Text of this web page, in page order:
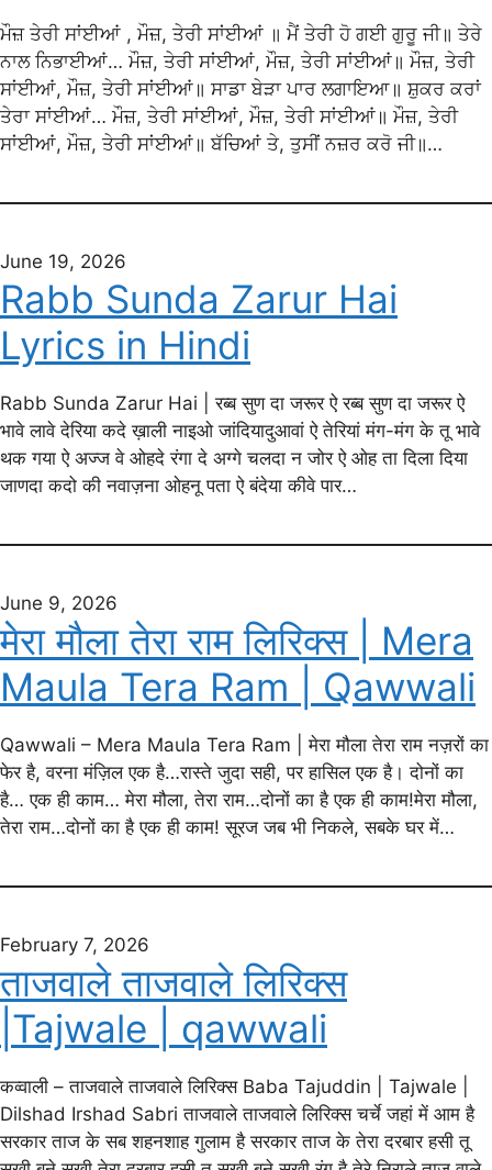
ਮੌਜ਼ ਤੇਰੀ ਸਾਂਈਆਂ , ਮੌਜ਼, ਤੇਰੀ ਸਾਂਈਆਂ ॥ ਮੈਂ ਤੇਰੀ ਹੋ ਗਈ ਗੁਰੂ ਜੀ॥ ਤੇਰੇ
ਨਾਲ ਨਿਭਾਈਆਂ… ਮੌਜ਼, ਤੇਰੀ ਸਾਂਈਆਂ, ਮੌਜ਼, ਤੇਰੀ ਸਾਂਈਆਂ॥ ਮੌਜ਼, ਤੇਰੀ
ਸਾਂਈਆਂ, ਮੌਜ਼, ਤੇਰੀ ਸਾਂਈਆਂ॥ ਸਾਡਾ ਬੇੜਾ ਪਾਰ ਲਗਾਇਆ॥ ਸ਼ੁਕਰ ਕਰਾਂ
ਤੇਰਾ ਸਾਂਈਆਂ… ਮੌਜ਼, ਤੇਰੀ ਸਾਂਈਆਂ, ਮੌਜ਼, ਤੇਰੀ ਸਾਂਈਆਂ॥ ਮੌਜ਼, ਤੇਰੀ
ਸਾਂਈਆਂ, ਮੌਜ਼, ਤੇਰੀ ਸਾਂਈਆਂ॥ ਬੱਚਿਆਂ ਤੇ, ਤੁਸੀਂ ਨਜ਼ਰ ਕਰੋ ਜੀ॥…
June 19, 2026
Rabb Sunda Zarur Hai
Lyrics in Hindi
Rabb Sunda Zarur Hai | रब्ब सुण दा जरूर ऐ रब्ब सुण दा जरूर ऐ
भावे लावे देरिया कदे ख़ाली नाइओ जांदियादुआवां ऐ तेरियां मंग-मंग के तू भावे
थक गया ऐ अज्ज वे ओहदे रंगा दे अग्गे चलदा न जोर ऐ ओह ता दिला दिया
जाणदा कदो की नवाज़ना ओहनू पता ऐ बंदेया कीवे पार…
June 9, 2026
मेरा मौला तेरा राम लिरिक्स | Mera
Maula Tera Ram | Qawwali
Qawwali – Mera Maula Tera Ram | मेरा मौला तेरा राम नज़रों का
फेर है, वरना मंज़िल एक है…रास्ते जुदा सही, पर हासिल एक है। दोनों का
है… एक ही काम… मेरा मौला, तेरा राम…दोनों का है एक ही काम!मेरा मौला,
तेरा राम…दोनों का है एक ही काम! सूरज जब भी निकले, सबके घर में…
February 7, 2026
ताजवाले ताजवाले लिरिक्स
|Tajwale | qawwali
कव्वाली – ताजवाले ताजवाले लिरिक्स Baba Tajuddin | Tajwale |
Dilshad Irshad Sabri ताजवाले ताजवाले लिरिक्स चर्चे जहां में आम है
सरकार ताज के सब शहनशाह गुलाम है सरकार ताज के तेरा दरबार हसी तू